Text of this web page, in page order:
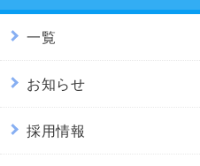
一覧
お知らせ
採用情報